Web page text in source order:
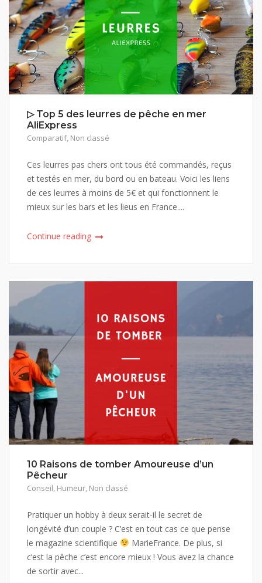
▷ Top 5 des leurres de pêche en mer
AliExpress
Comparatif, Non classé
Ces leurres pas chers ont tous été commandés, reçus
et testés en mer, du bord ou en bateau. Voici les liens
de ces leurres à moins de 5€ et qui fonctionnent le
mieux sur les bars et les lieus en France....
Continue reading
10 Raisons de tomber Amoureuse d’un
Pêcheur
Conseil, Humeur, Non classé
Pratiquer un hobby à deux serait-il le secret de
longévité d’un couple ? C’est en tout cas ce que pense
le magazine scientifique
MarieFrance. De plus, si
c’est la pêche c’est encore mieux ! Vous avez la chance
de sortir avec...